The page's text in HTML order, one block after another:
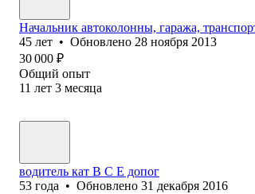
Начальник автоколонны, гаража,
45 лет • Обновлено 28 ноября 2013
30 000 ₽
Общий опыт
11 лет 3 месяца
водитель кат В С Е допог
53 года • Обновлено 31 декабря 2016